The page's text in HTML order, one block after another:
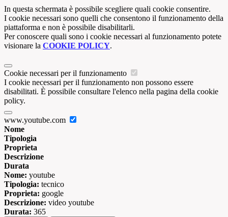
In questa schermata è possibile scegliere quali cookie consentire.
I cookie necessari sono quelli che consentono il funzionamento della
piattaforma e non è possibile disabilitarli.
Per conoscere quali sono i cookie necessari al funzionamento potete
visionare la COOKIE POLICY.
Cookie necessari per il funzionamento
I cookie necessari per il funzionamento non possono essere
disabilitati. È possibile consultare l'elenco nella pagina della cookie
policy.
www.youtube.com
Nome
Tipologia
Proprieta
Descrizione
Durata
Nome: youtube
Tipologia: tecnico
Proprieta: google
Descrizione: video youtube
Durata: 365